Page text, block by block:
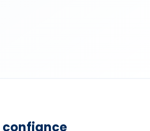
confiance